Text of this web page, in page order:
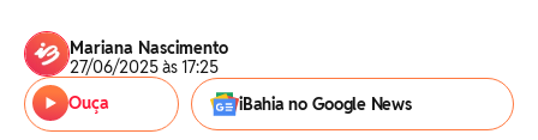
Mariana Nascimento
27/06/2025 às 17:25
Ouça
iBahia no Google News